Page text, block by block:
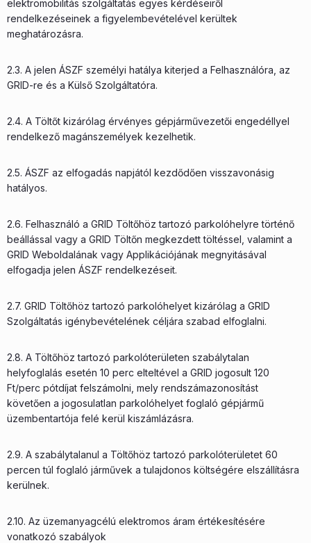
elektromobilitás szolgáltatás egyes kérdéseiről
rendelkezéseinek a figyelembevételével kerültek
meghatározásra.
2.3. A jelen ÁSZF személyi hatálya kiterjed a Felhasználóra, az
GRID-re és a Külső Szolgáltatóra.
2.4. A Töltőt kizárólag érvényes gépjárművezetői engedéllyel
rendelkező magánszemélyek kezelhetik.
2.5. ÁSZF az elfogadás napjától kezdődően visszavonásig
hatályos.
2.6. Felhasználó a GRID Töltőhöz tartozó parkolóhelyre történő
beállással vagy a GRID Töltőn megkezdett töltéssel, valamint a
GRID Weboldalának vagy Applikációjának megnyitásával
elfogadja jelen ÁSZF rendelkezéseit.
2.7. GRID Töltőhöz tartozó parkolóhelyet kizárólag a GRID
Szolgáltatás igénybevételének céljára szabad elfoglalni.
2.8. A Töltőhöz tartozó parkolóterületen szabálytalan
helyfoglalás esetén 10 perc elteltével a GRID jogosult 120
Ft/perc pótdíjat felszámolni, mely rendszámazonosítást
követően a jogosulatlan parkolóhelyet foglaló gépjármű
üzembentartója felé kerül kiszámlázásra.
2.9. A szabálytalanul a Töltőhöz tartozó parkolóterületet 60
percen túl foglaló járművek a tulajdonos költségére elszállításra
kerülnek.
2.10. Az üzemanyagcélú elektromos áram értékesítésére
vonatkozó szabályok